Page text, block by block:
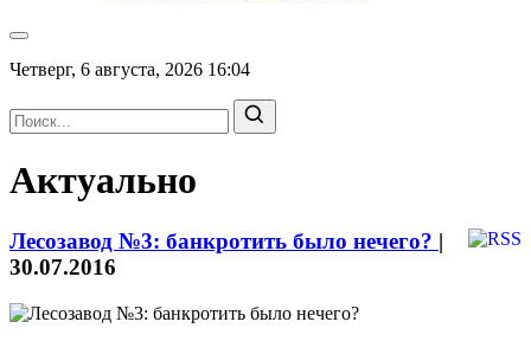
Четверг, 6 августа, 2026 16:04
Актуально
Лесозавод №3: банкротить было нечего? |
30.07.2016